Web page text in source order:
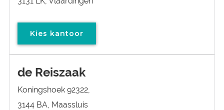
Kies kantoor
de Reiszaak
Koningshoek 92322,
3144 BA, Maassluis